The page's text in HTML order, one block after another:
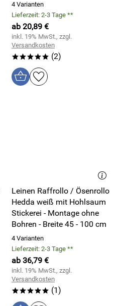
4 Varianten
Lieferzeit: 2-3 Tage **
ab 20,89 €
inkl. 19% MwSt., zzgl.
Versandkosten
***** (2)
Leinen Raffrollo / Ösenrollo
Hedda weiß mit Hohlsaum
Stickerei - Montage ohne
Bohren - Breite 45 - 100 cm
4 Varianten
Lieferzeit: 2-3 Tage **
ab 36,79 €
inkl. 19% MwSt., zzgl.
Versandkosten
***** (1)